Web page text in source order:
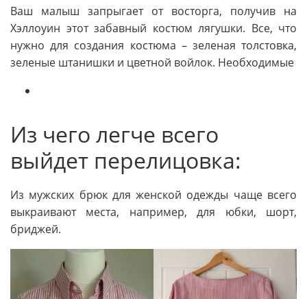
Ваш малыш запрыгает от восторга, получив на
Хэллоуин этот забавный костюм лягушки. Все, что
нужно для создания костюма – зеленая толстовка,
зеленые штанишки и цветной войлок. Необходимые
Из чего легче всего
выйдет перелицовка:
Из мужских брюк для женской одежды чаще всего
выкраивают места, например, для юбки, шорт,
бриджей.